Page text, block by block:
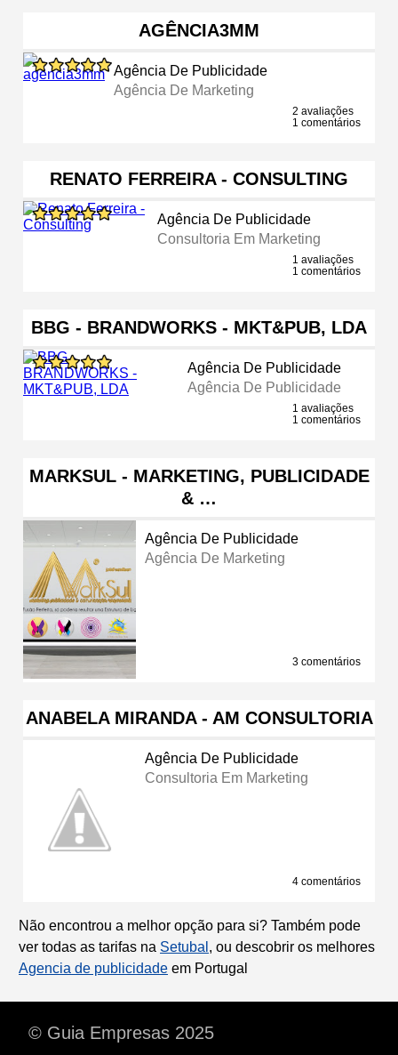
AGÊNCIA3MM
Agência De Publicidade
Agência De Marketing
2 avaliações
1 comentários
RENATO FERREIRA - CONSULTING
Agência De Publicidade
Consultoria Em Marketing
1 avaliações
1 comentários
BBG - BRANDWORKS - MKT&PUB, LDA
Agência De Publicidade
Agência De Publicidade
1 avaliações
1 comentários
MARKSUL - MARKETING, PUBLICIDADE
& …
Agência De Publicidade
Agência De Marketing
3 comentários
ANABELA MIRANDA - AM CONSULTORIA
Agência De Publicidade
Consultoria Em Marketing
4 comentários
Não encontrou a melhor opção para si? Também pode
ver todas as tarifas na Setubal , ou descobrir os melhores
Agencia de publicidade em Portugal
© Guia Empresas 2025